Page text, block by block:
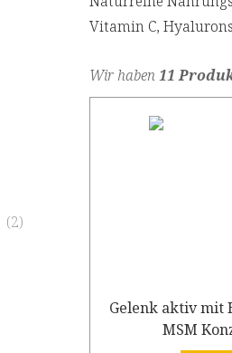
(2)
Vitamin C,
Wir haben11
Gelenk aktiv mit
MSM